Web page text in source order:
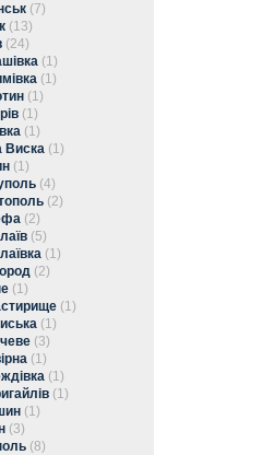
(7)
(13)
(24)
(1)
(1)
(1)
(1)
(1)
Виска (1)
(1)
(4)
(2)
(2)
(5)
(1)
(2)
(1)
(1)
(1)
(3)
(1)
(1)
(1)
(1)
(3)
(8)